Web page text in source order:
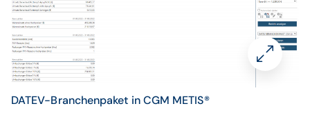
DATEV-Branchenpaket in CGM METIS®